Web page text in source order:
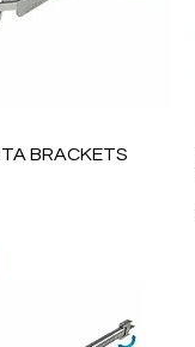
rápida
BRACKETS